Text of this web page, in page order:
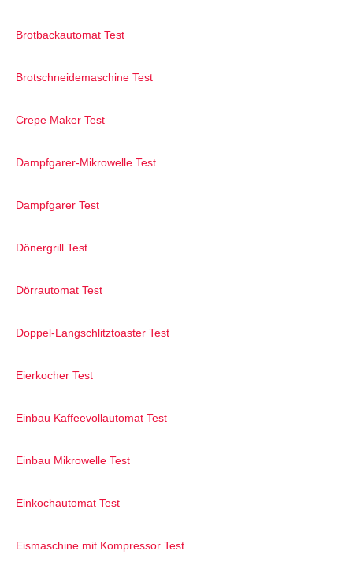
Brotbackautomat Test
Brotschneidemaschine Test
Crepe Maker Test
Dampfgarer-Mikrowelle Test
Dampfgarer Test
Dönergrill Test
Dörrautomat Test
Doppel-Langschlitztoaster Test
Eierkocher Test
Einbau Kaffeevollautomat Test
Einbau Mikrowelle Test
Einkochautomat Test
Eismaschine mit Kompressor Test